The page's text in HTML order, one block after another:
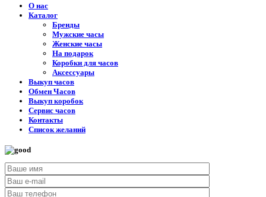
О нас
Каталог
Бренды
Мужские часы
Женские часы
На подарок
Коробки для часов
Аксессуары
Выкуп часов
Обмен Часов
Выкуп коробок
Сервис часов
Контакты
Список желаний